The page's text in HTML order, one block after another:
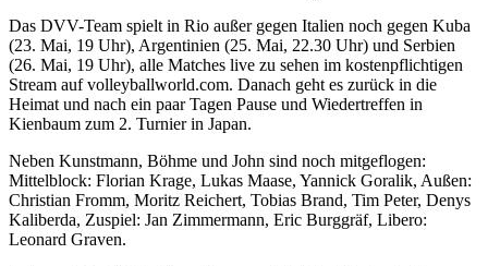
Das DVV-Team spielt in Rio außer gegen Italien noch gegen Kuba
(23. Mai, 19 Uhr), Argentinien (25. Mai, 22.30 Uhr) und Serbien
(26. Mai, 19 Uhr), alle Matches live zu sehen im kostenpflichtigen
Stream auf volleyballworld.com. Danach geht es zurück in die
Heimat und nach ein paar Tagen Pause und Wiedertreffen in
Kienbaum zum 2. Turnier in Japan.
Neben Kunstmann, Böhme und John sind noch mitgeflogen:
Mittelblock: Florian Krage, Lukas Maase, Yannick Goralik, Außen:
Christian Fromm, Moritz Reichert, Tobias Brand, Tim Peter, Denys
Kaliberda, Zuspiel: Jan Zimmermann, Eric Burggräf, Libero:
Leonard Graven.